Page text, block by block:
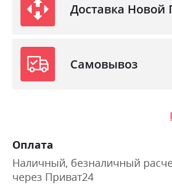
Доставка Новой
Самовывоз
Оплата
Наличный, безналичный
через Приват24